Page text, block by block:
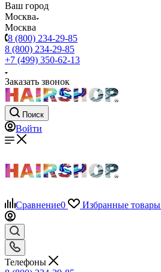
Ваш город
Москва
Москва
8 (800) 234-29-85
8 (800) 234-29-85
+7 (499) 350-62-13
Заказать звонок
Поиск
Войти
Сравнение0 Избранные товары
Телефоны